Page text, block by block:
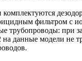
комплектуются
фильтром с
трубопроводы: при
на данные модели не